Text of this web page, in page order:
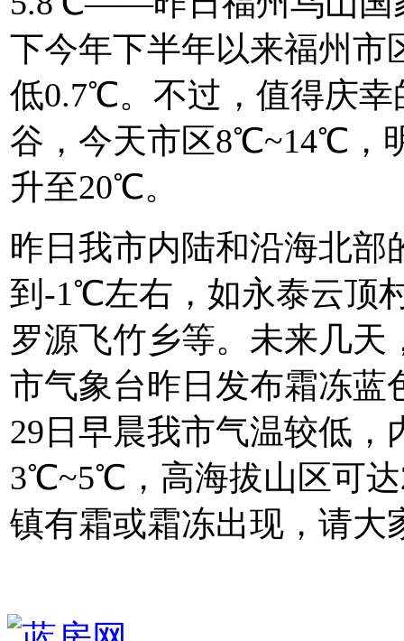
下今年下半年以来福州
低0.7℃。不过，值得庆
谷，今天市区8℃~14℃，
升至20℃。
昨日我市内陆和沿海北部
到-1℃左右，如永泰云顶
罗源飞竹乡等。未来几
市气象台昨日发布霜冻蓝
29日早晨我市气温较低
3℃~5℃，高海拔山区可
镇有霜或霜冻出现，请大